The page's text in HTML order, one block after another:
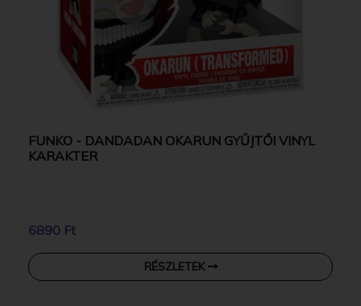
FUNKO - DANDADAN OKARUN GYŰJTŐI VINYL
KARAKTER
6890 Ft
RÉSZLETEK